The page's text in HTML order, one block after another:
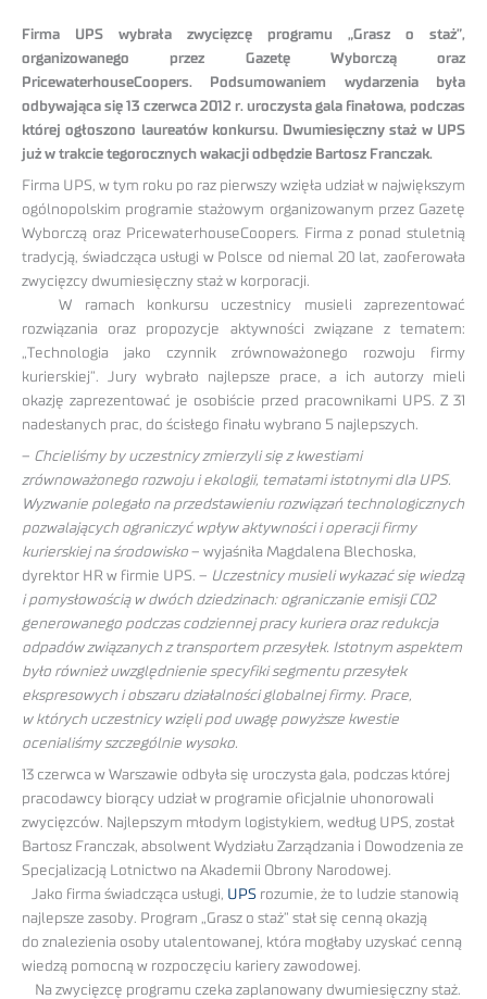
Firma UPS wybrała zwycięzcę programu „Grasz o staż”,
organizowanego przez Gazetę Wyborczą oraz
PricewaterhouseCoopers. Podsumowaniem wydarzenia była
odbywająca się 13 czerwca 2012 r. uroczysta gala finałowa, podczas
której ogłoszono laureatów konkursu. Dwumiesięczny staż w UPS
już w trakcie tegorocznych wakacji odbędzie Bartosz Franczak.
Firma UPS, w tym roku po raz pierwszy wzięła udział w największym
ogólnopolskim programie stażowym organizowanym przez Gazetę
Wyborczą oraz PricewaterhouseCoopers. Firma z ponad stuletnią
tradycją, świadcząca usługi w Polsce od niemal 20 lat, zaoferowała
zwycięzcy dwumiesięczny staż w korporacji.
W ramach konkursu uczestnicy musieli zaprezentować
rozwiązania oraz propozycje aktywności związane z tematem:
„Technologia jako czynnik zrównoważonego rozwoju firmy
kurierskiej”. Jury wybrało najlepsze prace, a ich autorzy mieli
okazję zaprezentować je osobiście przed pracownikami UPS. Z 31
nadesłanych prac, do ścisłego finału wybrano 5 najlepszych.
– Chcieliśmy by uczestnicy zmierzyli się z kwestiami
zrównoważonego rozwoju i ekologii, tematami istotnymi dla UPS.
Wyzwanie polegało na przedstawieniu rozwiązań technologicznych
pozwalających ograniczyć wpływ aktywności i operacji firmy
kurierskiej na środowisko – wyjaśniła Magdalena Blechoska,
dyrektor HR w firmie UPS. – Uczestnicy musieli wykazać się wiedzą
i pomysłowością w dwóch dziedzinach: ograniczanie emisji CO2
generowanego podczas codziennej pracy kuriera oraz redukcja
odpadów związanych z transportem przesyłek. Istotnym aspektem
było również uwzględnienie specyfiki segmentu przesyłek
ekspresowych i obszaru działalności globalnej firmy. Prace,
w których uczestnicy wzięli pod uwagę powyższe kwestie
ocenialiśmy szczególnie wysoko.
13 czerwca w Warszawie odbyła się uroczysta gala, podczas której
pracodawcy biorący udział w programie oficjalnie uhonorowali
zwycięzców. Najlepszym młodym logistykiem, według UPS, został
Bartosz Franczak, absolwent Wydziału Zarządzania i Dowodzenia ze
Specjalizacją Lotnictwo na Akademii Obrony Narodowej.
Jako firma świadcząca usługi, UPS rozumie, że to ludzie stanowią
najlepsze zasoby. Program „Grasz o staż” stał się cenną okazją
do znalezienia osoby utalentowanej, która mogłaby uzyskać cenną
wiedzą pomocną w rozpoczęciu kariery zawodowej.
Na zwycięzcę programu czeka zaplanowany dwumiesięczny staż.